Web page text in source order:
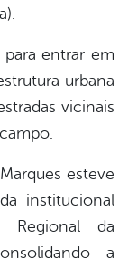
entrar em
urbana
vicinais
esteve
institucional
Regional da
a